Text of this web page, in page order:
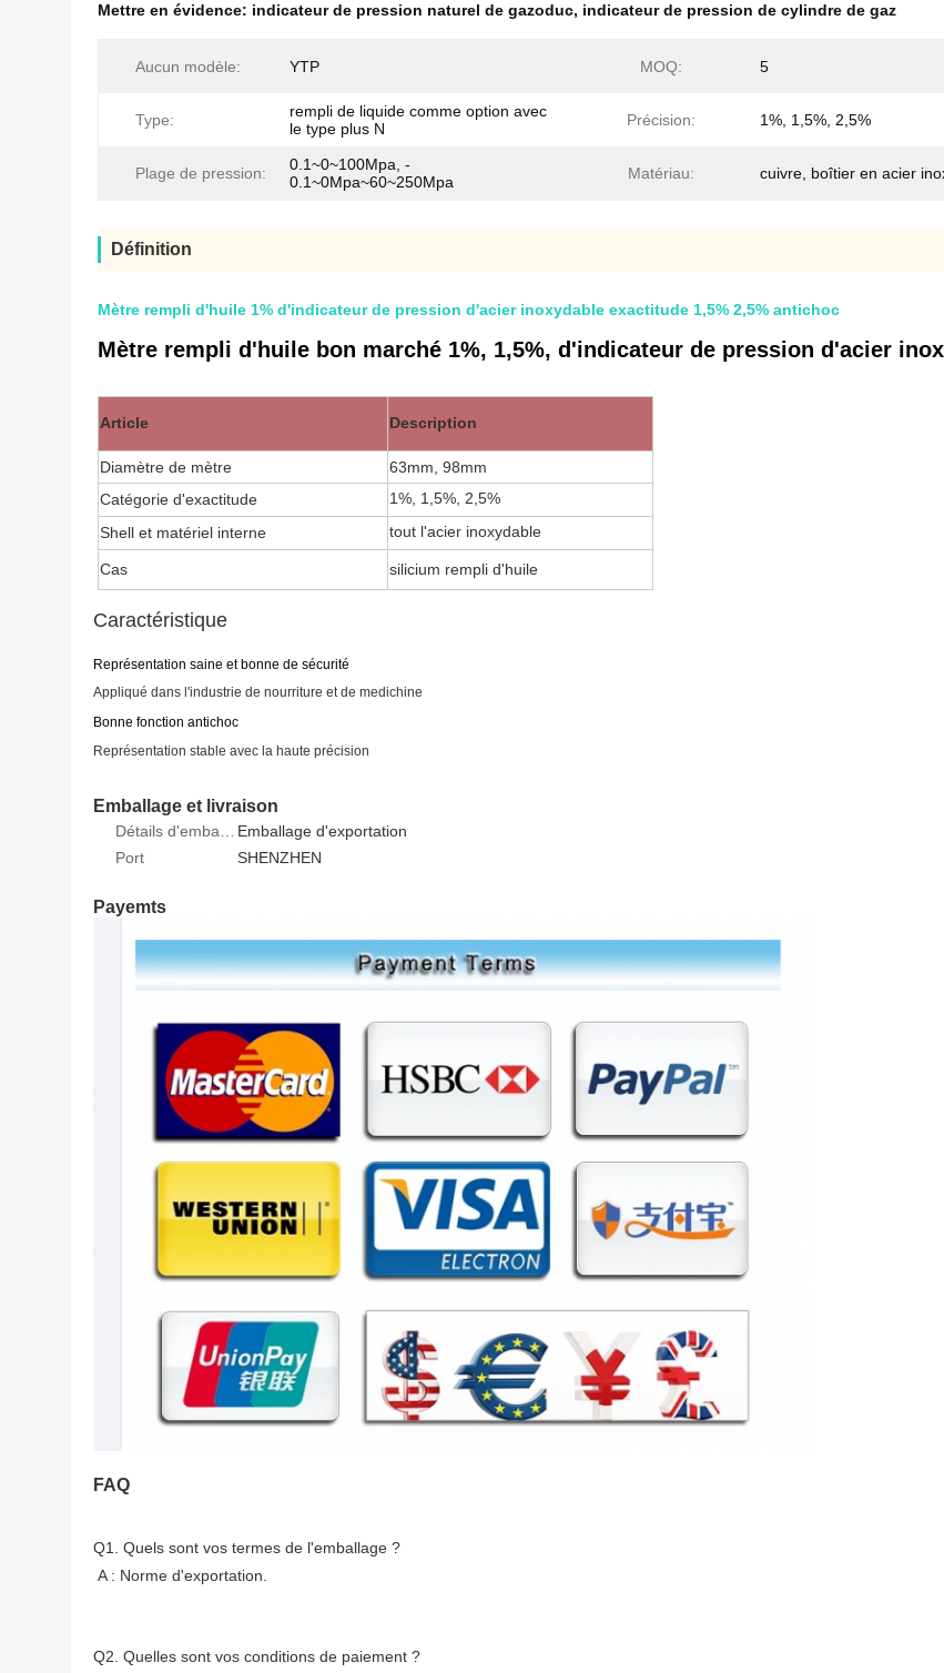
Mettre en évidence: indicateur de pression naturel de gazoduc, indicateur de pression de cylindre de gaz
Aucun modèle: YTP MOQ: 5
Type:
rempli de liquide comme option avec
le type plus N
Précision: 1%, 1,5%, 2,5%
Plage de pression:
0.1~0~100Mpa, -
0.1~0Mpa~60~250Mpa
Matériau: cuivre, boîtier en acier
Définition
Mètre rempli d'huile 1% d'indicateur de pression d'acier inoxydable exactitude 1,5% 2,5% antichoc
Mètre rempli d'huile bon marché 1%, 1,5%, d'indicateur de pression d'acier
Article Description
Diamètre de mètre
63mm, 98mm
Catégorie d'exactitude
1%, 1,5%, 2,5%
Shell et matériel interne
tout l'acier inoxydable
Cas silicium rempli d'huile
Caractéristique
Représentation saine et bonne de sécurité
Appliqué dans l'industrie de nourriture et de medichine
Bonne fonction antichoc
Représentation stable avec la haute précision
Emballage et livraison
Détails d'emballage Emballage d'exportation
Port
SHENZHEN
Payemts
FAQ
Q1. Quels sont vos termes de l'emballage ?
A : Norme d'exportation.
Q2. Quelles sont vos conditions de paiement ?